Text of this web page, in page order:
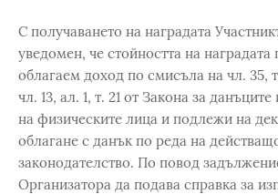
С получаването на наградата
уведомен, че стойността на наградата
облагаем доход по смисъла на чл. 35,
чл. 13, ал. 1, т. 21 от Закона за
на физическите лица и подлежи на
облагане с данък по реда на
законодателство. По повод
Организатора да подава справка за